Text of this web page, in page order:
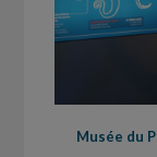
Musée du